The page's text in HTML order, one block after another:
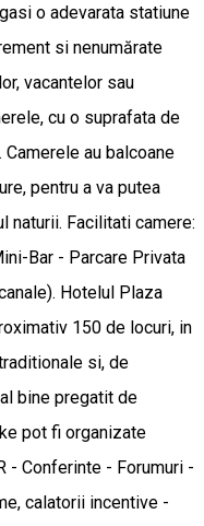
o adevarata statiune
si nenumărate
vacantelor sau
cu o suprafata de
au balcoane
pentru a va putea
naturii. Facilitati camere:
Bar - Parcare Privata
Hotelul Plaza
150 de locuri, in
si, de
bine pregatit de
pot fi organizate
- Conferinte - Forumuri -
calatorii incentive -